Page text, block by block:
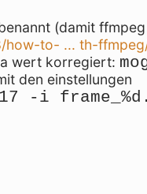
(damit
how-to- ... th-
wert korregiert:
den einstellungen
-i